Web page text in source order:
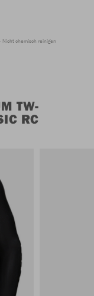
Nicht chemisch reinigen
TW-
RC